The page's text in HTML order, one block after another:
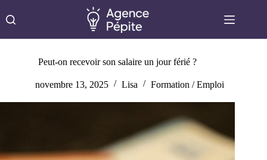
au
contenu
Peut-on recevoir son salaire un jour férié ?
novembre 13, 2025 Lisa Formation / Emploi